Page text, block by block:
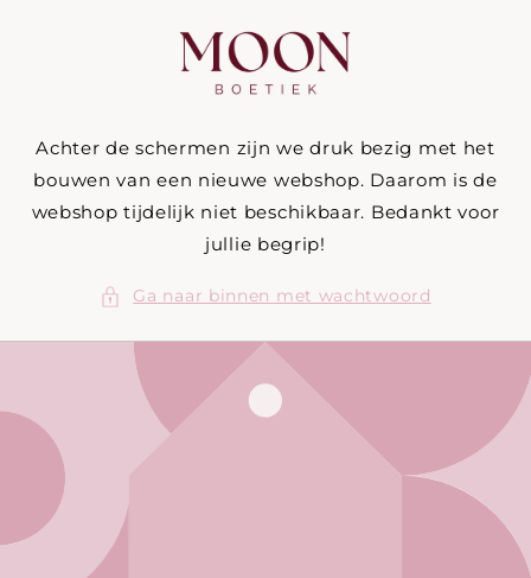
Achter de schermen zijn we druk bezig met het
bouwen van een nieuwe webshop. Daarom is de
webshop tijdelijk niet beschikbaar. Bedankt voor
jullie begrip!
Ga naar binnen met wachtwoord